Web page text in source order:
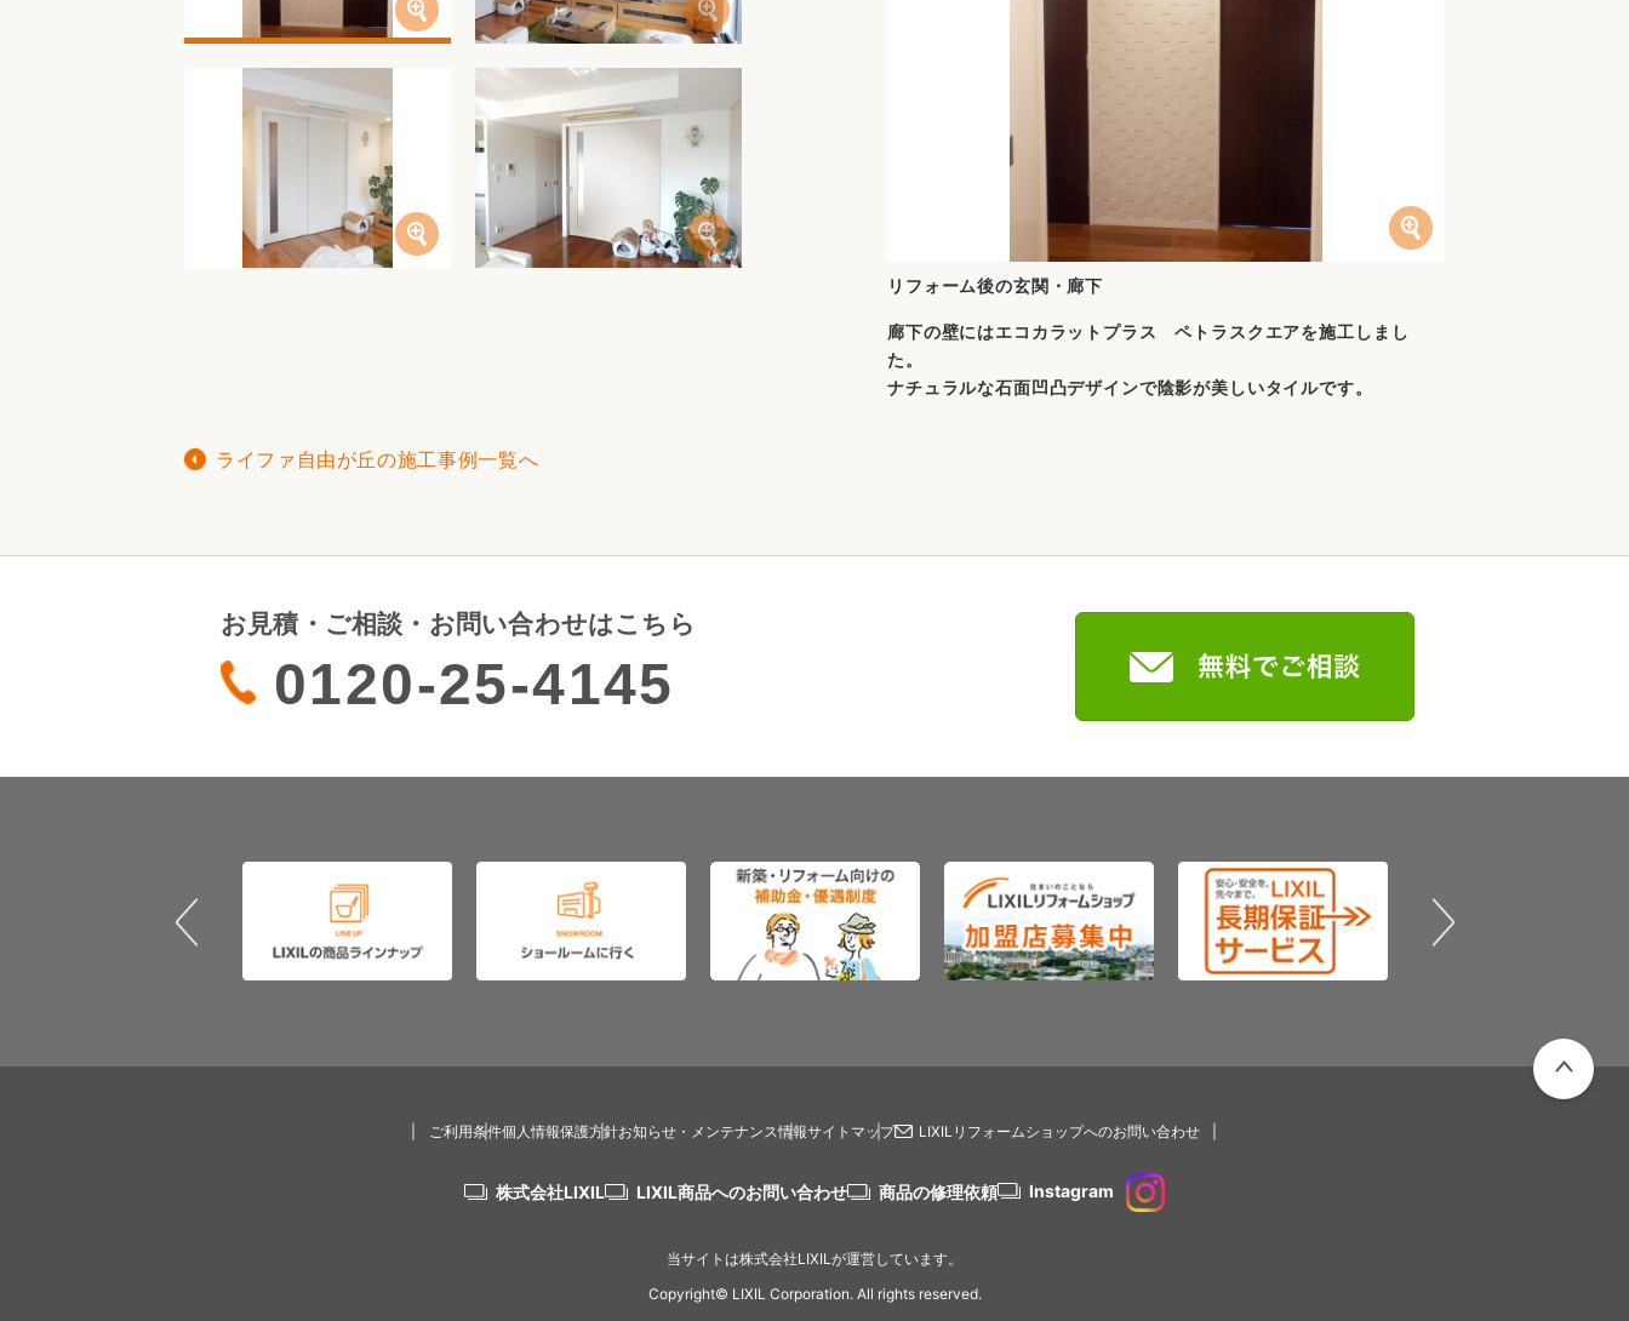
リフォーム後の玄関・廊下
廊下の壁にはエコカラットプラス ペトラスクエアを施工しまし
た。
ナチュラルな石面凹凸デザインで陰影が美しいタイルです。
ライファ自由が丘の施工事例一覧へ
お見積・ご相談・お問い合わせはこちら
0120-25-4145
ご利用条件個人情報保護方針お知らせ・メンテナンス情報サイトマップ LIXILリフォームショップへのお問い合わせ
株式会社LIXIL LIXIL商品へのお問い合わせ 商品の修理依頼 Instagram
当サイトは株式会社LIXILが運営しています。
Copyright© LIXIL Corporation. All rights reserved.